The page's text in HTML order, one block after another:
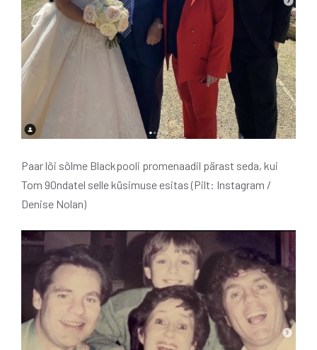
Paar lõi sõlme Blackpooli promenaadil pärast seda, kui
Tom 90ndatel selle küsimuse esitas (Pilt: Instagram /
Denise Nolan)